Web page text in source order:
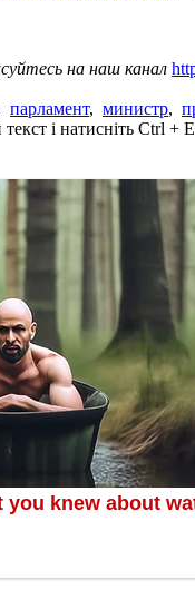
на наш канал
парламент, министр,
і натисніть Ctrl